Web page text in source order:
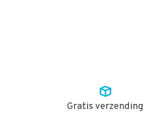
Gratis verzending